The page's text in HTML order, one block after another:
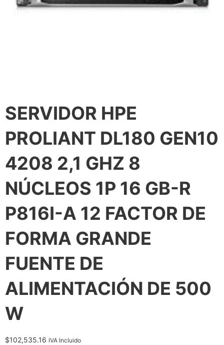
SERVIDOR HPE
PROLIANT DL180 GEN10
4208 2,1 GHZ 8
NÚCLEOS 1P 16 GB-R
P816I-A 12 FACTOR DE
FORMA GRANDE
FUENTE DE
ALIMENTACIÓN DE 500
W
$102,535.16 IVA Incluido